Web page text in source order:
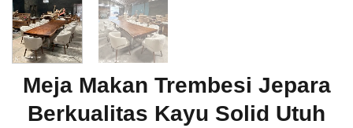
Meja Makan Trembesi Jepara
Berkualitas Kayu Solid Utuh